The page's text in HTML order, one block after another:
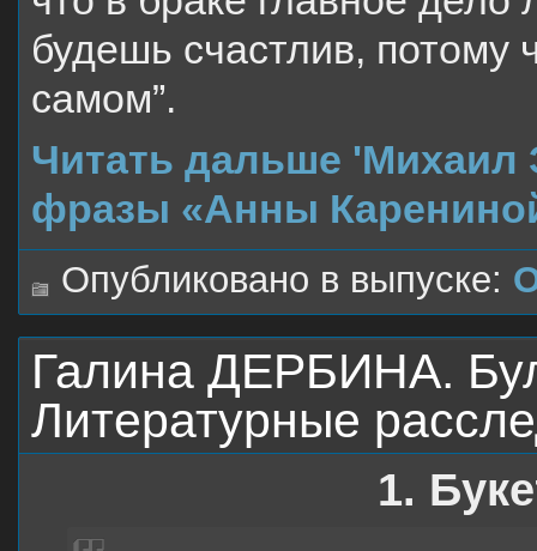
будешь счастлив, потому
самом”.
Читать дальше
фразы «Анны
Опубликовано в выпуске:
Галина ДЕРБИНА.
Литературные
1.